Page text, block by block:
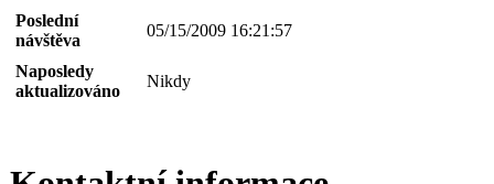
Poslední
návštěva
05/15/2009 16:21:57
Naposledy
aktualizováno
Nikdy